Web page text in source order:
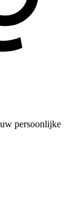
persoonlijke